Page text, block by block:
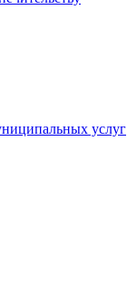
услуг